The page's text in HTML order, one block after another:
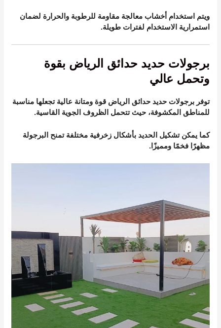
ويتم استخدام أخشاب معالجة مقاومة للرطوبة والحرارة لضمان
استمرارية الاستخدام لفترات طويلة.
برجولات حديد حدائق الرياض بقوة
وتحمل عالي
توفر برجولات حديد حدائق الرياض قوة ومتانة عالية تجعلها مناسبة
للمناطق المكشوفة، حيث تتحمل الظروف الجوية القاسية.
كما يمكن تشكيل الحديد بأشكال زخرفية مختلفة تمنح البرجولة
مظهرًا فخمًا ومميزًا.